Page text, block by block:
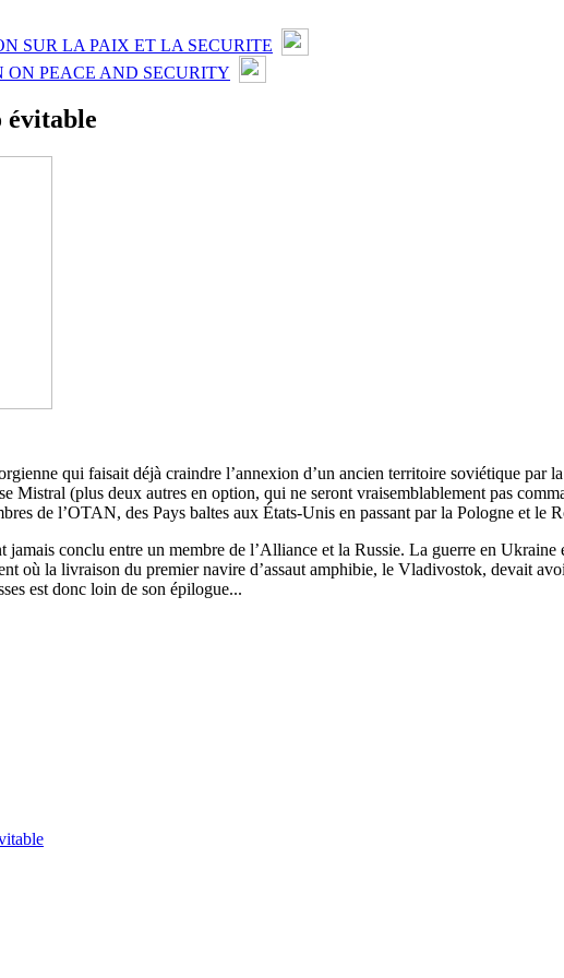
SUR LA PAIX ET LA SECURITE
ON PEACE AND SECURITY
évitable
qui faisait déjà craindre l’annexion d’un ancien territoire soviétique
Mistral (plus deux autres en option, qui ne seront vraisemblablement pas
de l’OTAN, des Pays baltes aux États-Unis en passant par la Pologne et le
jamais conclu entre un membre de l’Alliance et la Russie. La guerre en
où la livraison du premier navire d’assaut amphibie, le Vladivostok, devait
est donc loin de son épilogue...